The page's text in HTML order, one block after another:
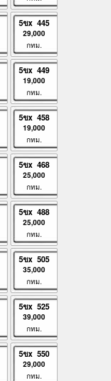
5ขx 445
29,000
กทม.
5ขx 449
19,000
กทม.
5ขx 458
19,000
กทม.
5ขx 468
25,000
กทม.
5ขx 488
25,000
กทม.
5ขx 505
35,000
กทม.
5ขx 525
39,000
กทม.
5ขx 550
29,000
กทม.